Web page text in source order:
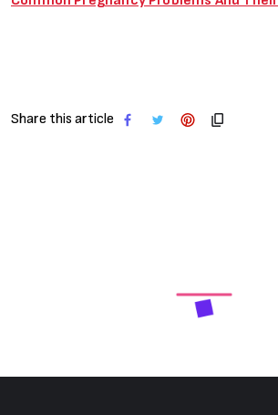
Share this article
Next Article